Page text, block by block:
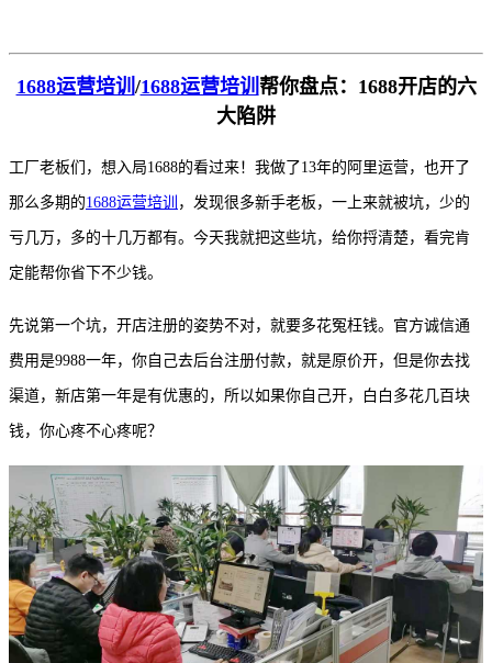
1688运营培训 /1688运营培训 帮你盘点：1688开店的六
大陷阱
工厂老板们，想入局1688的看过来！我做了13年的阿里运营，也开了
那么多期的1688运营培训 ，发现很多新手老板，一上来就被坑，少的
亏几万，多的十几万都有。今天我就把这些坑，给你捋清楚，看完肯
定能帮你省下不少钱。
先说第一个坑，开店注册的姿势不对，就要多花冤枉钱。官方诚信通
费用是9988一年，你自己去后台注册付款，就是原价开，但是你去找
渠道，新店第一年是有优惠的，所以如果你自己开，白白多花几百块
钱，你心疼不心疼呢？